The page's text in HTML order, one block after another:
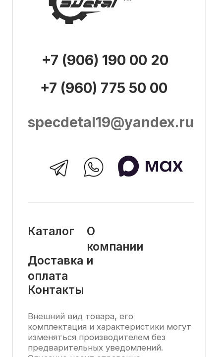
комплектация и характеристики могут
изменяться производителем без
предварительных уведомлений.
служить основанием для претензий.
Вся представленная на сайте
информационный характер и ни при
каких условиях не является публичной
офертой, определяемой положениями
Статьи 437 (2) Гражданского кодекса
О
компании
Каталог
Контакты
Политика конфиденциальности